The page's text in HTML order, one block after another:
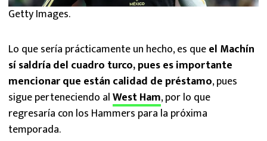
Getty Images.
Lo que sería prácticamente un hecho, es queel Machín
sí saldría del cuadro turco, pues es importante
mencionar que están calidad de préstamo, pues
sigue perteneciendo alWest Ham, por lo que
regresaría con los Hammers para la próxima
temporada.